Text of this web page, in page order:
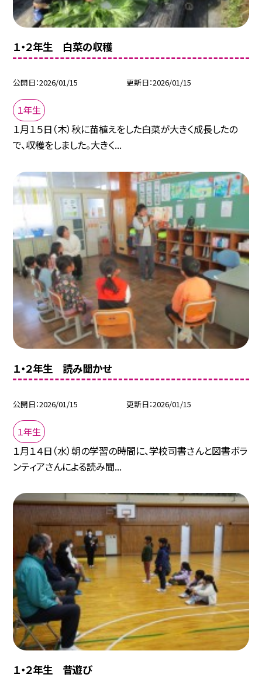
１・２年生 白菜の収穫
公開日 2026/01/15 更新日 2026/01/15
１年生
１月１５日（木）秋に苗植えをした白菜が大きく成長したの
で、収穫をしました。大きく...
１・２年生 読み聞かせ
公開日 2026/01/15 更新日 2026/01/15
１年生
１月１４日（水）朝の学習の時間に、学校司書さんと図書ボラ
ンティアさんによる読み聞...
１・２年生 昔遊び